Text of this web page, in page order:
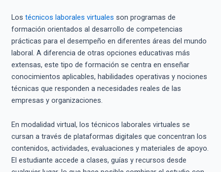
Los técnicos laborales virtuales son programas de
formación orientados al desarrollo de competencias
prácticas para el desempeño en diferentes áreas del mundo
laboral. A diferencia de otras opciones educativas más
extensas, este tipo de formación se centra en enseñar
conocimientos aplicables, habilidades operativas y nociones
técnicas que responden a necesidades reales de las
empresas y organizaciones.
En modalidad virtual, los técnicos laborales virtuales se
cursan a través de plataformas digitales que concentran los
contenidos, actividades, evaluaciones y materiales de apoyo.
El estudiante accede a clases, guías y recursos desde